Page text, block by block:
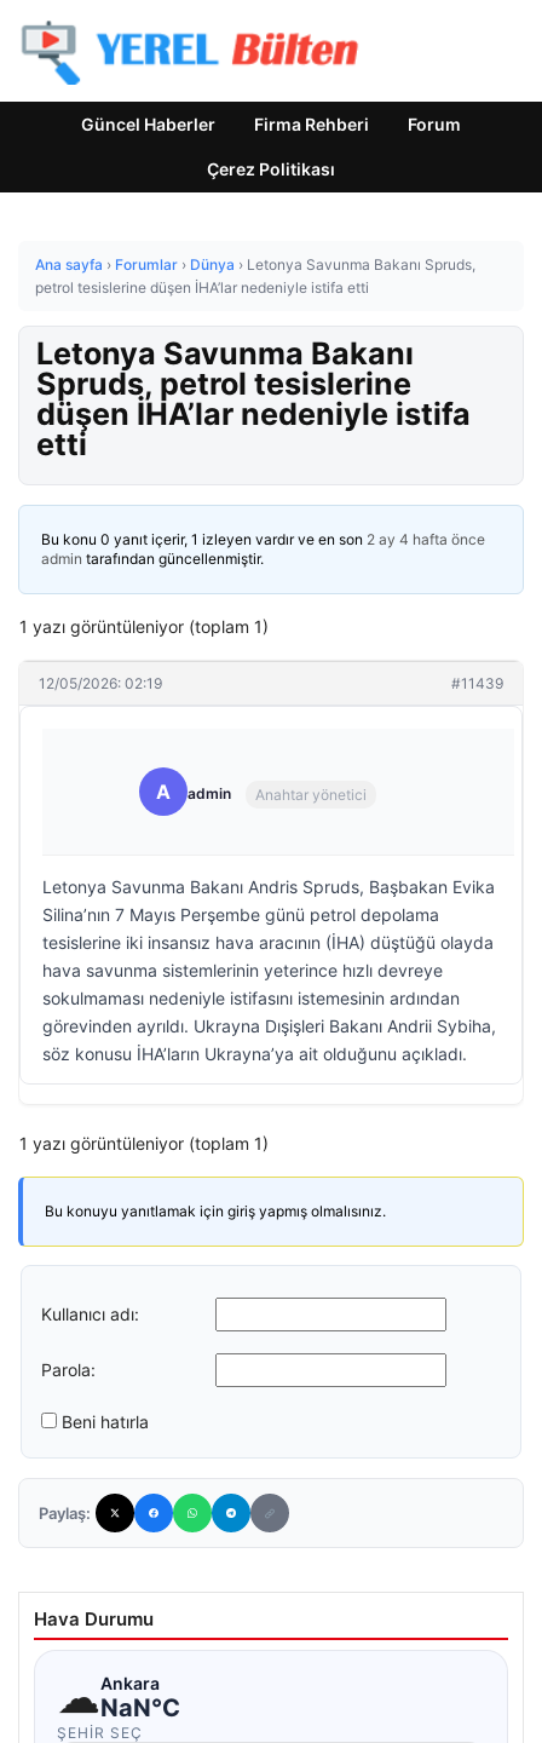
Güncel Haberler Firma Rehberi Forum
Çerez Politikası
Ana sayfa › Forumlar › Dünya › Letonya Savunma Bakanı Spruds,
petrol tesislerine düşen İHA’lar nedeniyle istifa etti
Letonya Savunma Bakanı
Spruds, petrol tesislerine
düşen İHA’lar nedeniyle istifa
etti
Bu konu 0 yanıt içerir, 1 izleyen vardır ve en son 2 ay 4 hafta önce
admin tarafından güncellenmiştir.
1 yazı görüntüleniyor (toplam 1)
12/05/2026: 02:19 #11439
A admin Anahtar yönetici
Letonya Savunma Bakanı Andris Spruds, Başbakan Evika
Silina’nın 7 Mayıs Perşembe günü petrol depolama
tesislerine iki insansız hava aracının (İHA) düştüğü olayda
hava savunma sistemlerinin yeterince hızlı devreye
sokulmaması nedeniyle istifasını istemesinin ardından
görevinden ayrıldı. Ukrayna Dışişleri Bakanı Andrii Sybiha,
söz konusu İHA’ların Ukrayna’ya ait olduğunu açıkladı.
1 yazı görüntüleniyor (toplam 1)
Bu konuyu yanıtlamak için giriş yapmış olmalısınız.
Kullanıcı adı:
Parola:
Beni hatırla
Paylaş:
Hava Durumu
☁Ankara
NaN°C
ŞEHIR SEÇ